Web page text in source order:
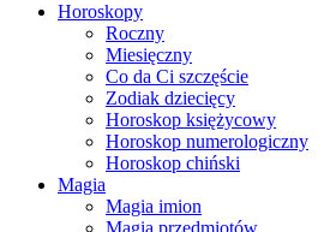
Horoskopy
Roczny
Miesięczny
Co da Ci szczęście
Zodiak dziecięcy
Horoskop księżycowy
Horoskop numerologiczny
Horoskop chiński
Magia
Magia imion
Magia przedmiotów